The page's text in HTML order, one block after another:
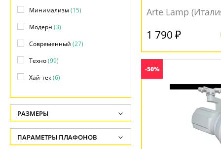
Arte Lamp
1 790 ₽
-50%
Минимализм (15)
Модерн (3)
Современный (27)
Техно(99)
Хай-тек(6)
РАЗМЕРЫ
Высота, см
-
ПАРАМЕТРЫ ПЛАФОНОВ